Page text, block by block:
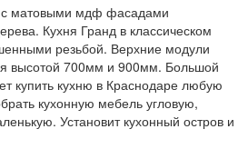
с матовыми мдф фасадами
Кухня Гранд в классическом
резьбой. Верхние модули
высотой 700мм и 900мм. Большой
купить кухню в Краснодаре любую
кухонную мебель угловую,
Установит кухонный остров и